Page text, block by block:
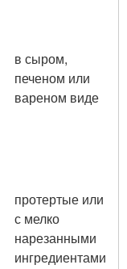
в сыром,
печеном или
вареном виде
протертые или
с мелко
нарезанными
ингредиентами